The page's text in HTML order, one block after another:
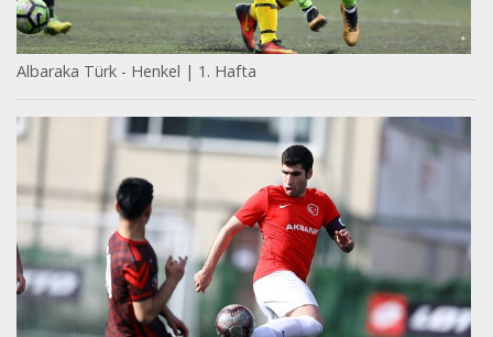
Albaraka Türk - Henkel | 1. Hafta